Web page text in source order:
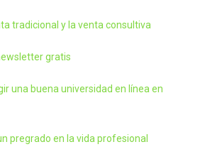
tradicional y la venta consultiva
gratis
una buena universidad en línea en
pregrado en la vida profesional